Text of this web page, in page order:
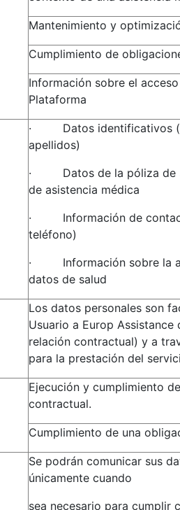
Mantenimiento y
Cumplimiento de
Información sobre el
Plataforma
·
Datos identificativos
apellidos)
·
Datos de la póliza
de asistencia médica
·
Información de
teléfono)
·
Información sobre la
datos de salud
Los datos personales son
Usuario a Europ
relación contractual) y a
para la prestación del
Ejecución y cumplimiento
contractual.
Cumplimiento de una
Se podrán comunicar sus
únicamente cuando
sea necesario para cumplir